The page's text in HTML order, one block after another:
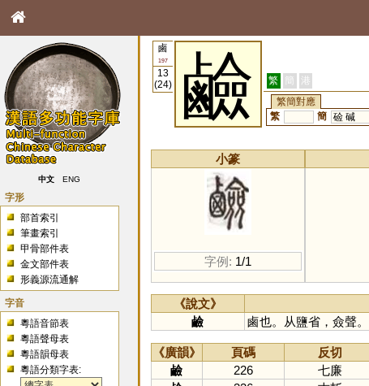
中文 ENG
字形
部首索引
筆畫索引
甲骨部件表
金文部件表
形義源流通解
字音
粵語音節表
粵語聲母表
粵語韻母表
粵語分類字表:
鹵
197
13
(24)
鹼 繁 簡 港
繁簡對應
繁
簡 硷 碱
小篆
字例: 1/1
《說文》
鹼
鹵也。从鹽省，僉聲。
《廣韻》 頁碼 反切
鹼
226
七廉